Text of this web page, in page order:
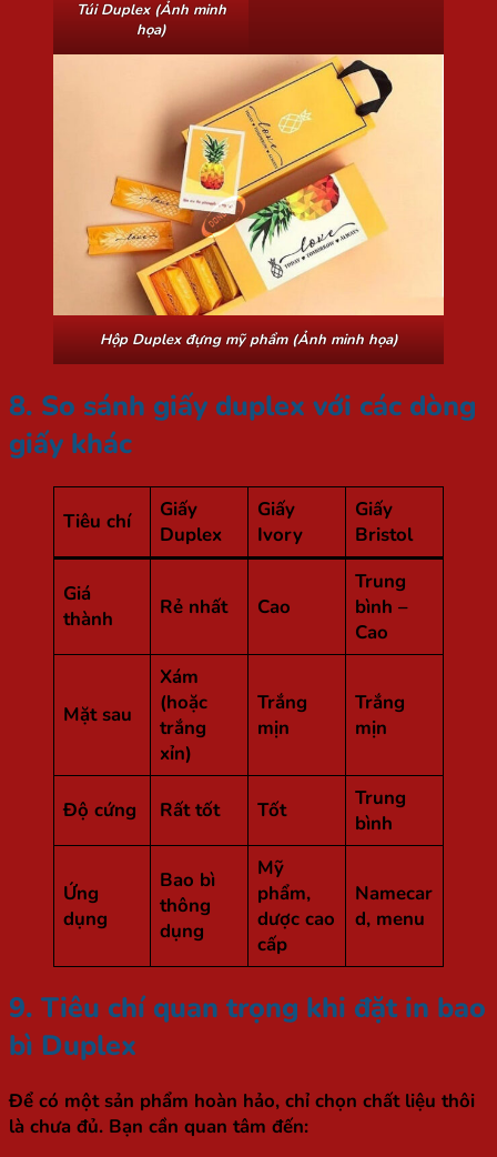
Túi Duplex (Ảnh minh
họa)
Hộp Duplex đựng mỹ phẩm (Ảnh minh họa)
8. So sánh giấy duplex với các dòng
giấy khác
Tiêu chí
Giấy
Duplex
Giấy
Ivory
Giấy
Bristol
Giá
thành
Rẻ nhất Cao
Trung
bình –
Cao
Mặt sau
Xám
(hoặc
trắng
xỉn)
Trắng
mịn
Trắng
mịn
Độ cứng Rất tốt Tốt
Trung
bình
Ứng
dụng
Bao bì
thông
dụng
Mỹ
phẩm,
dược cao
cấp
Namecar
d, menu
9. Tiêu chí quan trọng khi đặt in bao
bì Duplex
Để có một sản phẩm hoàn hảo, chỉ chọn chất liệu thôi
là chưa đủ. Bạn cần quan tâm đến: